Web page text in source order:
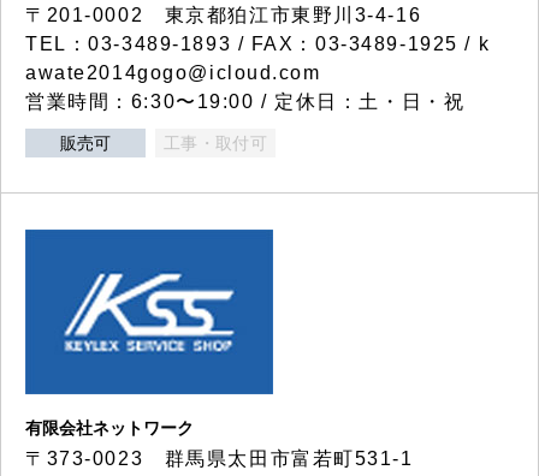
〒201-0002 東京都狛江市東野川3-4-16
TEL：03-3489-1893 / FAX：03-3489-1925 / k
awate2014gogo@icloud.com
営業時間：6:30〜19:00 / 定休日：土・日・祝
販売可 工事・取付可
有限会社ネットワーク
〒373-0023 群馬県太田市富若町531-1